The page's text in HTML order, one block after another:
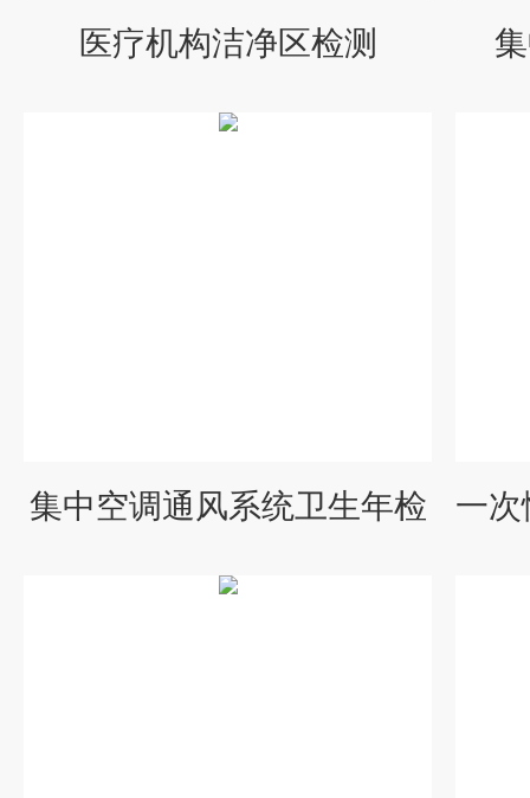
医疗机构洁净区检测
集中空调通风系统卫生年检